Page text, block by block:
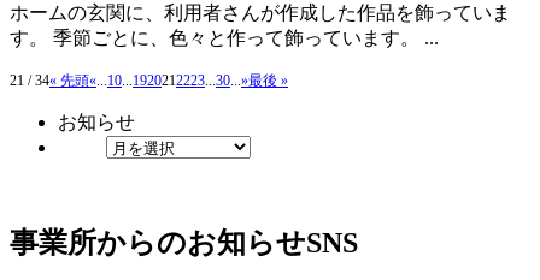
ホームの玄関に、利用者さんが作成した作品を飾っていま
す。 季節ごとに、色々と作って飾っています。 ...
21 / 34« 先頭«...10...1920212223...30...»最後 »
お知らせ
事業所からのお知らせSNS